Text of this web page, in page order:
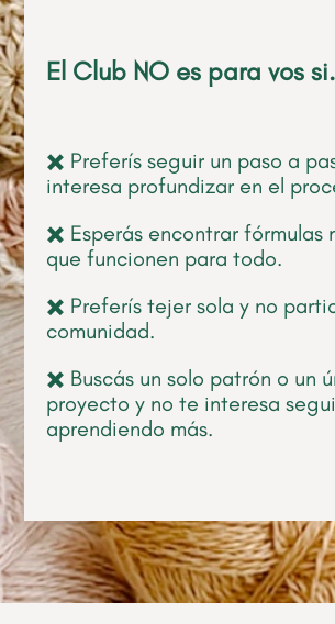
El Club NO es para vos
✖️ Preferís seguir un paso a
interesa profundizar en el
✖️ Esperás encontrar fórmulas
que funcionen para todo.
✖️ Preferís tejer sola y no
comunidad.
✖️ Buscás un solo patrón o un
proyecto y no te interesa
aprendiendo más.